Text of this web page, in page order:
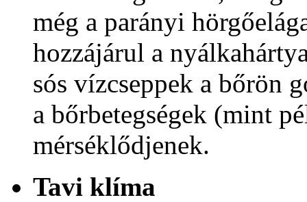
még a parányi
hozzájárul a
sós vízcseppek a bőrön
a bőrbetegségek (mint
mérséklődjenek.
Tavi klíma